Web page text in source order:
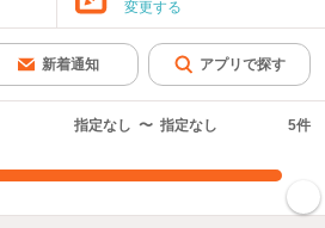
変更する
新着通知 アプリで探す
指定なし 〜 指定なし 5件